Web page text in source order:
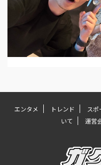
エンタメ トレンド スポ
いて
運営